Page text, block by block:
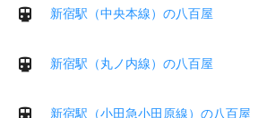
新宿駅（中央本線）の八百屋
新宿駅（丸ノ内線）の八百屋
新宿駅（小田急小田原線）の八百屋